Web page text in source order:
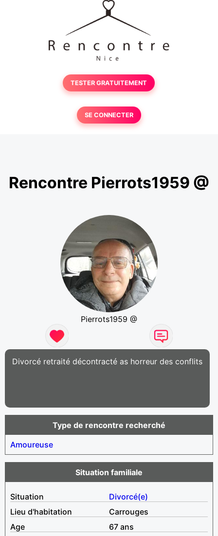
TESTER GRATUITEMENT
SE CONNECTER
Rencontre Pierrots1959 @
Pierrots1959 @
Divorcé retraité décontracté as horreur des conflits
Type de rencontre recherché
Amoureuse
Situation familiale
Situation
Divorcé(e)
Lieu d'habitation
Carrouges
Age
67 ans